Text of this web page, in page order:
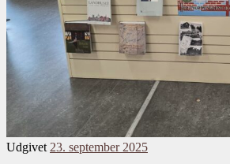
Udgivet 23. september 2025